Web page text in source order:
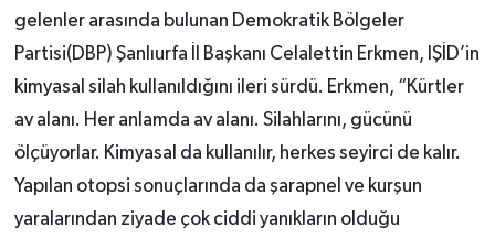
gelenler arasında bulunan Demokratik Bölgeler
Partisi(DBP) Şanlıurfa İl Başkanı Celalettin Erkmen, IŞİD’in
kimyasal silah kullanıldığını ileri sürdü. Erkmen, “Kürtler
av alanı. Her anlamda av alanı. Silahlarını, gücünü
ölçüyorlar. Kimyasal da kullanılır, herkes seyirci de kalır.
Yapılan otopsi sonuçlarında da şarapnel ve kurşun
yaralarından ziyade çok ciddi yanıkların olduğu